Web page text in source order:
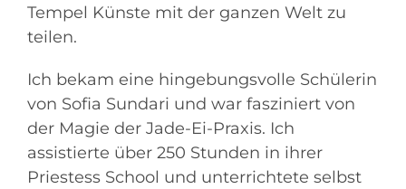
Tempel Künste mit der ganzen Welt zu
teilen.
Ich bekam eine hingebungsvolle Schülerin
von Sofia Sundari und war fasziniert von
der Magie der Jade-Ei-Praxis. Ich
assistierte über 250 Stunden in ihrer
Priestess School und unterrichtete selbst